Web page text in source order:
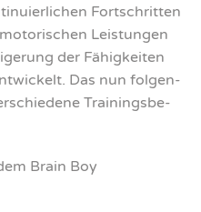
Fort­schrit­ten
Leis­tun­gen
der Fähig­kei­ten
Das nun fol­gen­
Trai­nings­be­
Brain Boy